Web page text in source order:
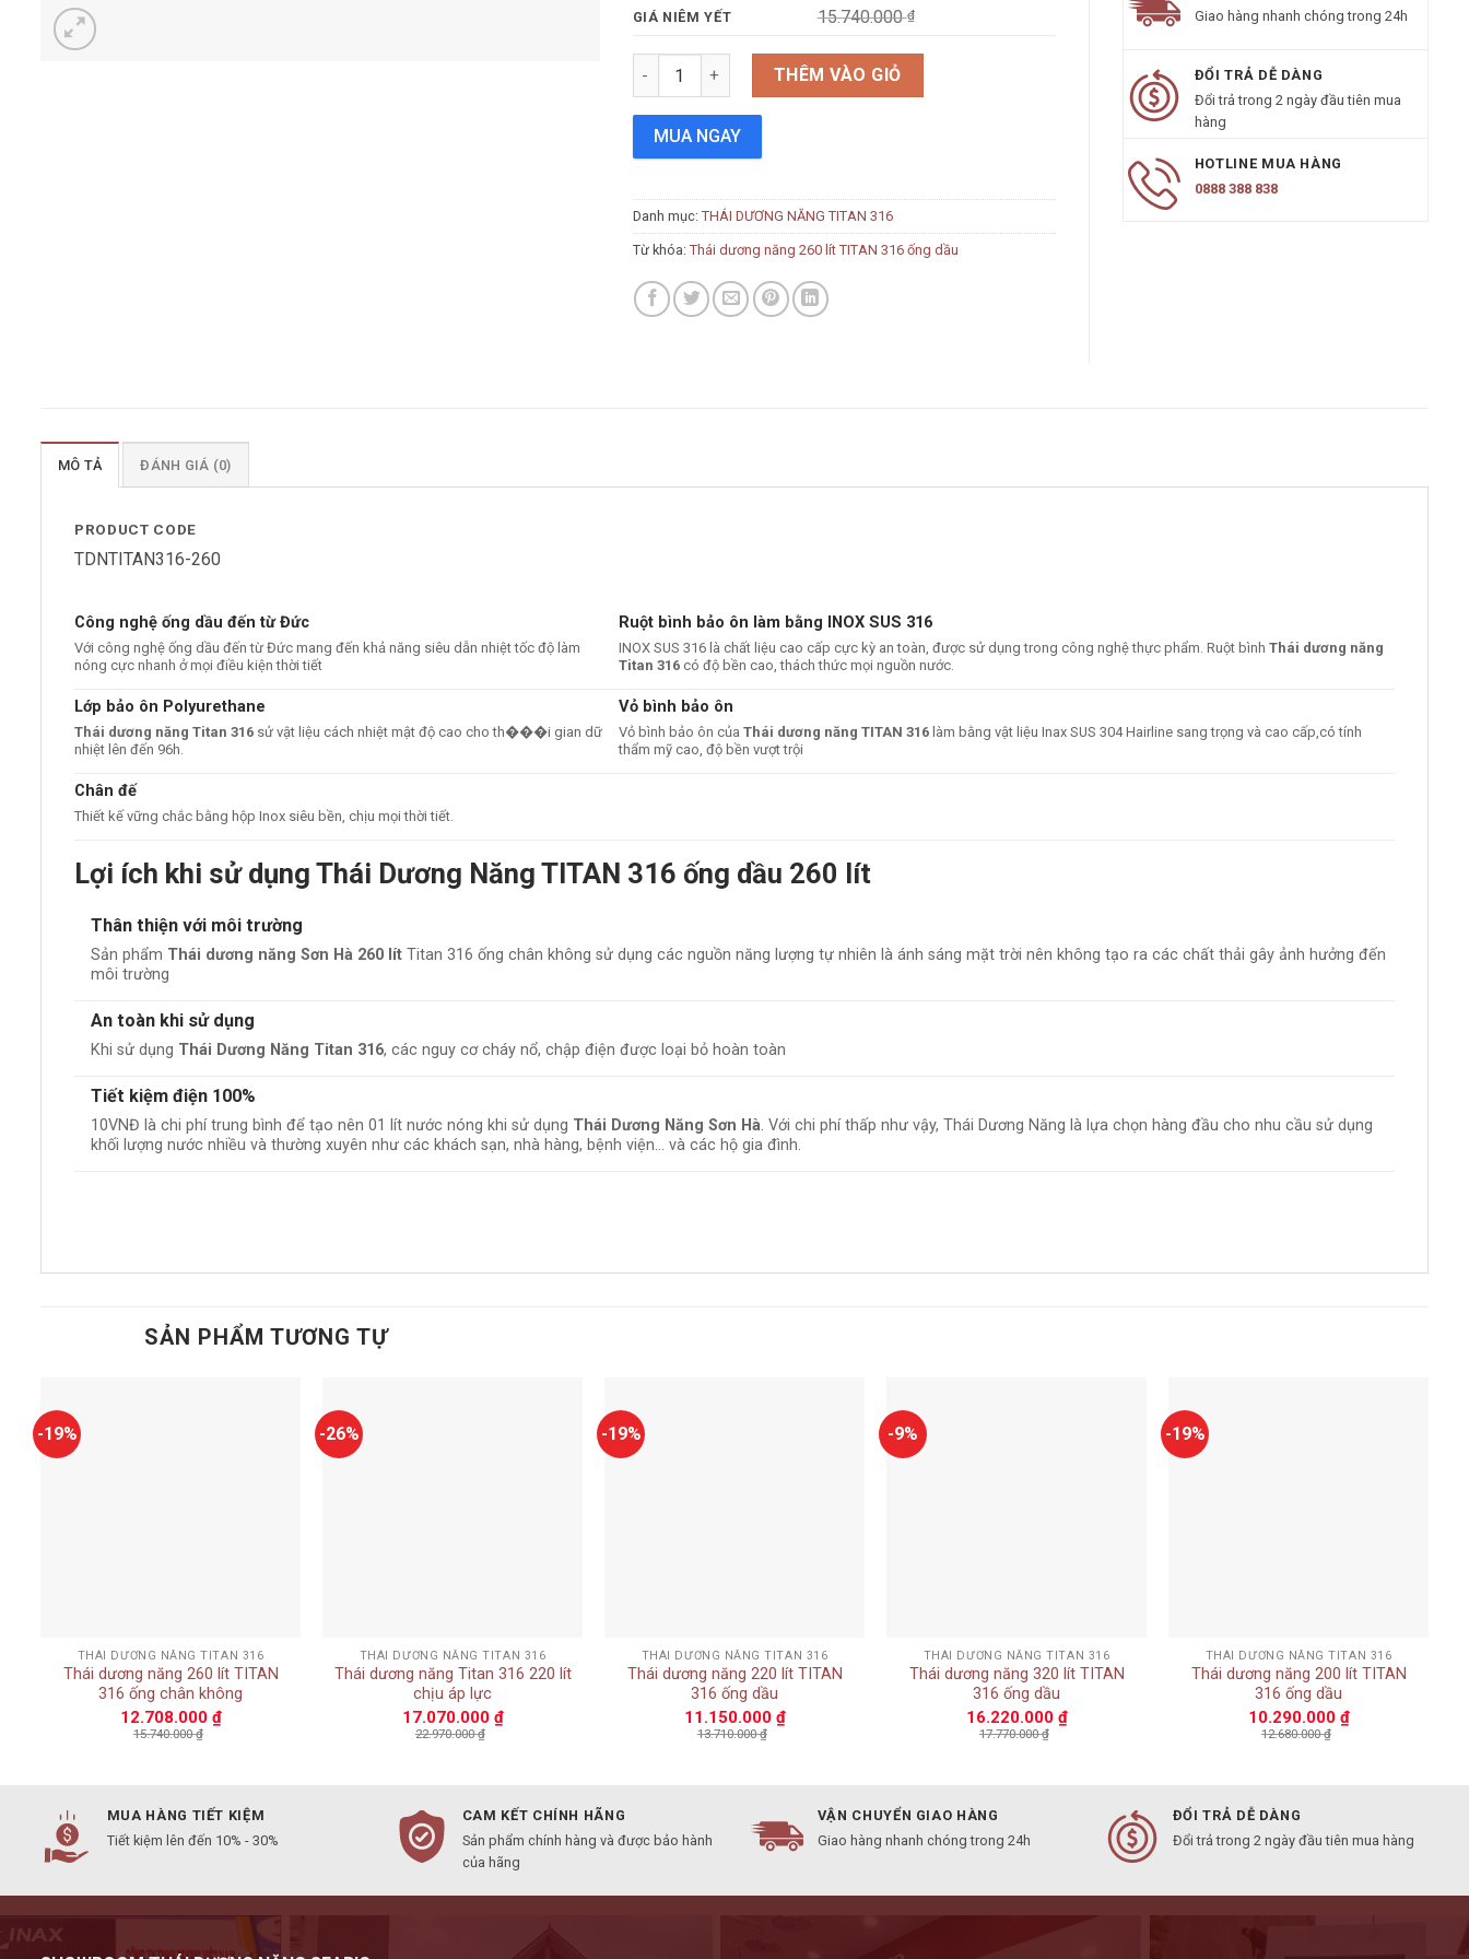
GIÁ NIÊM YẾT 15.740.000₫
Thái dương năng 260 lít TITAN 316 ống dầu số lượng
THÊM VÀO GIỎ
MUA NGAY
Danh mục: THÁI DƯƠNG NĂNG TITAN 316
Từ khóa: Thái dương năng 260 lít TITAN 316 ống dầu
Giao hàng nhanh chóng trong 24h
ĐỔI TRẢ DỄ DÀNG
Đổi trả trong 2 ngày đầu tiên mua
hàng
HOTLINE MUA HÀNG
0888 388 838
MÔ TẢ ĐÁNH GIÁ (0)
PRODUCT CODE
TDNTITAN316-260
Công nghệ ống dầu đến từ Đức
Với công nghệ ống dầu đến từ Đức mang đến khả năng siêu dẫn nhiệt tốc độ làm
nóng cực nhanh ở mọi điều kiện thời tiết
Ruột bình bảo ôn làm bằng INOX SUS 316
INOX SUS 316 là chất liệu cao cấp cực kỳ an toàn, được sử dụng trong công nghệ thực phẩm. Ruột bìnhThái dương năng
Titan 316 có độ bền cao, thách thức mọi nguồn nước.
Lớp bảo ôn Polyurethane
Thái dương năng Titan 316 sử vật liệu cách nhiệt mật độ cao cho th���i gian dữ
nhiệt lên đến 96h.
Vỏ bình bảo ôn
Vỏ bình bảo ôn củaThái dương năng TITAN 316 làm bằng vật liệu Inax SUS 304 Hairline sang trọng và cao cấp,có tính
thẩm mỹ cao, độ bền vượt trội
Chân đế
Thiết kế vững chắc bằng hộp Inox siêu bền, chịu mọi thời tiết.
Lợi ích khi sử dụng Thái Dương Năng TITAN 316 ống dầu 260 lít
Thân thiện với môi trường
Sản phẩm Thái dương năng Sơn Hà 260 lít Titan 316 ống chân không sử dụng các nguồn năng lượng tự nhiên là ánh sáng mặt trời nên không tạo ra các chất thải gây ảnh hưởng đến
môi trường
An toàn khi sử dụng
Khi sử dụng Thái Dương Năng Titan 316, các nguy cơ cháy nổ, chập điện được loại bỏ hoàn toàn
Tiết kiệm điện 100%
10VNĐ là chi phí trung bình để tạo nên 01 lít nước nóng khi sử dụng Thái Dương Năng Sơn Hà. Với chi phí thấp như vậy, Thái Dương Năng là lựa chọn hàng đầu cho nhu cầu sử dụng
khối lượng nước nhiều và thường xuyên như các khách sạn, nhà hàng, bệnh viện… và các hộ gia đình.
SẢN PHẨM TƯƠNG TỰ
-19%
THÁI DƯƠNG NĂNG TITAN 316
Thái dương năng 260 lít TITAN
316 ống chân không
12.708.000 ₫
15.740.000₫
-26%
THÁI DƯƠNG NĂNG TITAN 316
Thái dương năng Titan 316 220 lít
chịu áp lực
17.070.000 ₫
22.970.000₫
-19%
THÁI DƯƠNG NĂNG TITAN 316
Thái dương năng 220 lít TITAN
316 ống dầu
11.150.000 ₫
13.710.000₫
-9%
THÁI DƯƠNG NĂNG TITAN 316
Thái dương năng 320 lít TITAN
316 ống dầu
16.220.000 ₫
17.770.000₫
-19%
THÁI DƯƠNG NĂNG TITAN 316
Thái dương năng 200 lít TITAN
316 ống dầu
10.290.000 ₫
12.680.000₫
MUA HÀNG TIẾT KIỆM
Tiết kiệm lên đến 10% - 30%
CAM KẾT CHÍNH HÃNG
Sản phẩm chính hàng và được bảo hành
của hãng
VẬN CHUYỂN GIAO HÀNG
Giao hàng nhanh chóng trong 24h
ĐỔI TRẢ DỄ DÀNG
Đổi trả trong 2 ngày đầu tiên mua hàng